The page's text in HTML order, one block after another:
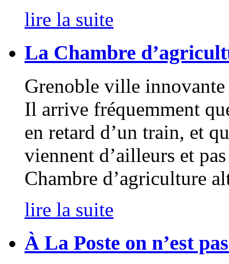
lire la suite
La Chambre
Grenoble ville innovante
Il arrive fréquemment
en retard d’un train, et
viennent d’ailleurs et
Chambre d’agriculture
lire la suite
À La Poste on n’est